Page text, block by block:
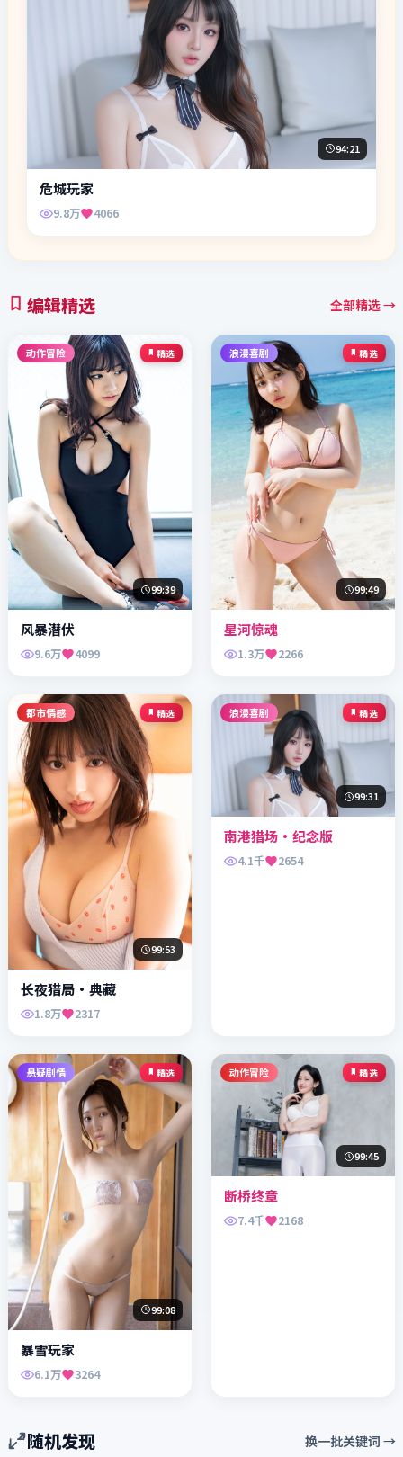
94:21
危城玩家
9.8万 4066
编辑精选 全部精选 →
动作冒险 精选
99:39
风暴潜伏
9.6万 4099
浪漫喜剧 精选
99:49
星河惊魂
1.3万 2266
都市情感 精选
99:53
长夜猎局·典藏
1.8万 2317
浪漫喜剧 精选
99:31
南港猎场·纪念版
4.1千 2654
悬疑剧情 精选
99:08
暴雪玩家
6.1万 3264
动作冒险 精选
99:45
断桥终章
7.4千 2168
随机发现 换一批关键词 →